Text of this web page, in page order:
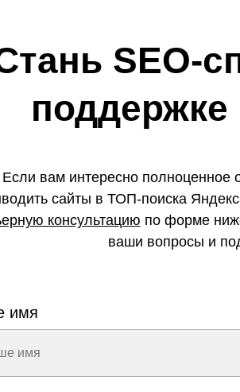
SEO-
поддержке
вам интересно полноценное
сайты в ТОП-поиска
консультацию по форме
ваши вопросы и
имя